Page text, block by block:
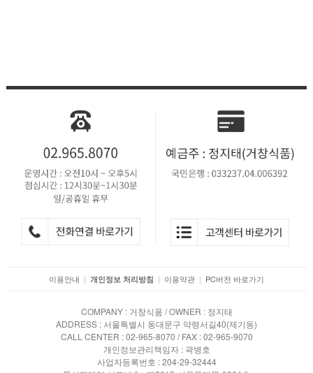
이용안내 | 개인정보 처리방침 | 이용약관 | PC버전 바로가기
COMPANY : 거창식품 / OWNER : 정지태
ADDRESS : 서울특별시 동대문구 약령서길40(제기동)
CALL CENTER : 02-965-8070 / FAX : 02-965-9070
개인정보관리책임자 : 곽병호
사업자등록번호 : 204-29-32444